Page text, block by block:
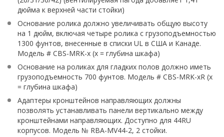
дюйма к верхней части стойки)
Основание ролика должно увеличивать общую высоту
на 1 дюйм, включая четыре ролика с грузоподъемностью
1300 фунтов, внесенные в списки UL в США и Канаде.
Модель # CBS-MRK-x (x = глубина шкафа)
Основание на роликах для гладких полов должно иметь
грузоподъемность 700 фунтов. Модель # CBS-MRK-xR (x
= глубина шкафа)
Адаптеры кронштейнов направляющих должны
позволять устанавливать панели вертикально между
кронштейнами направляющих. Доступно для 44RU
корпусов. Модель № RBA-MV44-2, 2 стойки.